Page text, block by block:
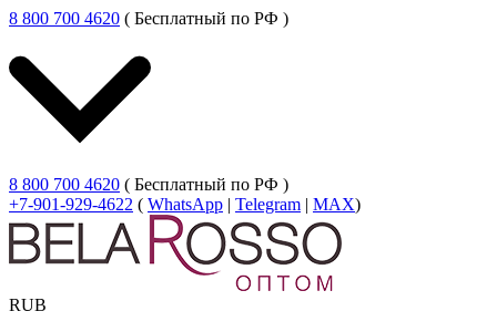
8 800 700 4620 ( Бесплатный по РФ )
8 800 700 4620 ( Бесплатный по РФ )
+7-901-929-4622 ( WhatsApp | Telegram | MAX)
RUB